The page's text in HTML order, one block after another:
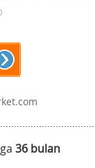
36 bulan